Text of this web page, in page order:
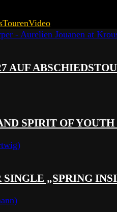
TourenVideo
AUF
SPIRIT OF
„SPRING